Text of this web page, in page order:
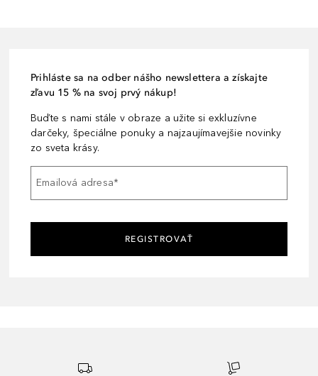
Prihláste sa na odber nášho newslettera a získajte
zľavu 15 % na svoj prvý nákup!
Buďte s nami stále v obraze a užite si exkluzívne
darčeky, špeciálne ponuky a najzaujímavejšie novinky
zo sveta krásy.
Emailová adresa*
REGISTROVAŤ